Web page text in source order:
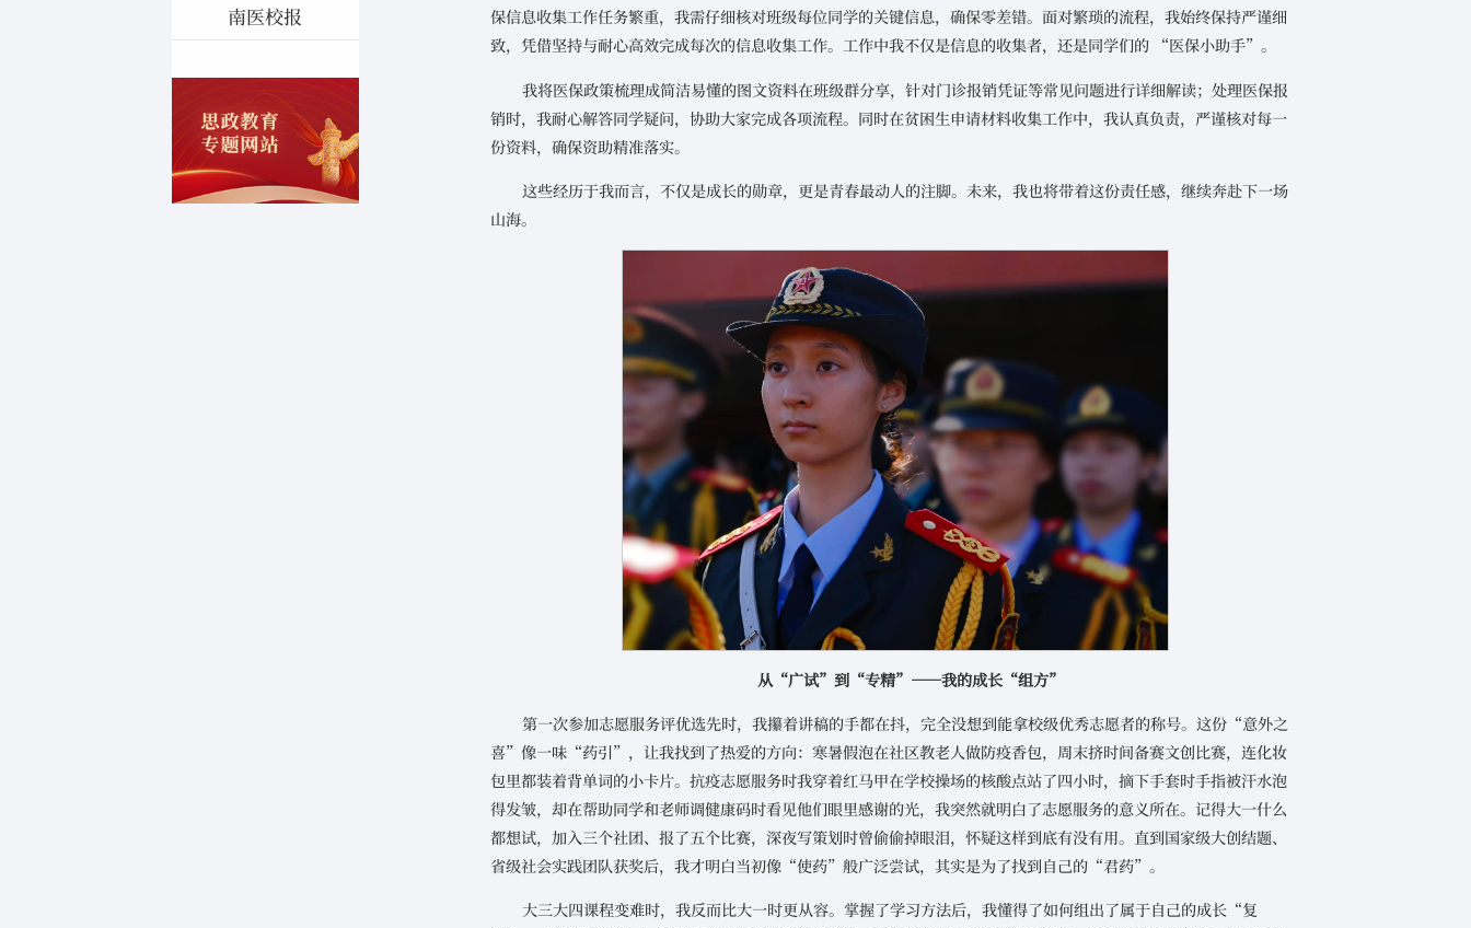
南医校报
保信息收集工作任务繁重，我需仔细核对班级每位同学的关键信息，确保零差错。面对繁琐的流程，我始终保持严谨细
致，凭借坚持与耐心高效完成每次的信息收集工作。工作中我不仅是信息的收集者，还是同学们的 “医保小助手”。
我将医保政策梳理成简洁易懂的图文资料在班级群分享，针对门诊报销凭证等常见问题进行详细解读；处理医保报
销时，我耐心解答同学疑问，协助大家完成各项流程。同时在贫困生申请材料收集工作中，我认真负责，严谨核对每一
份资料，确保资助精准落实。
这些经历于我而言，不仅是成长的勋章，更是青春最动人的注脚。未来，我也将带着这份责任感，继续奔赴下一场
山海。
从“广试”到“专精”——我的成长“组方”
第一次参加志愿服务评优选先时，我攥着讲稿的手都在抖，完全没想到能拿校级优秀志愿者的称号。这份“意外之
喜”像一味“药引”，让我找到了热爱的方向：寒暑假泡在社区教老人做防疫香包，周末挤时间备赛文创比赛，连化妆
包里都装着背单词的小卡片。抗疫志愿服务时我穿着红马甲在学校操场的核酸点站了四小时，摘下手套时手指被汗水泡
得发皱，却在帮助同学和老师调健康码时看见他们眼里感谢的光，我突然就明白了志愿服务的意义所在。记得大一什么
都想试，加入三个社团、报了五个比赛，深夜写策划时曾偷偷掉眼泪，怀疑这样到底有没有用。直到国家级大创结题、
省级社会实践团队获奖后，我才明白当初像“使药”般广泛尝试，其实是为了找到自己的“君药”。
大三大四课程变难时，我反而比大一时更从容。掌握了学习方法后，我懂得了如何组出了属于自己的成长“复